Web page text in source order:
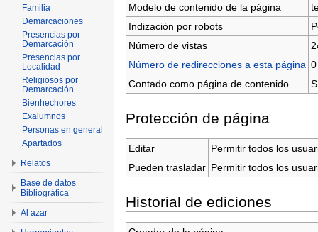
Modelo de contenido de la página
Indización por robots
Número de vistas
Número de redirecciones a esta página 0
Contado como página de contenido
Protección de página
Editar
Permitir todos los
Pueden trasladar Permitir todos los
Historial de ediciones
Familia
Demarcaciones
Presencias por
Demarcación
Presencias por
Localidad
Religiosos por
Demarcación
Bienhechores
Exalumnos
Personas en general
Apartados
Relatos
Base de datos
Bibliográfica
Al azar